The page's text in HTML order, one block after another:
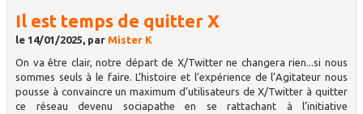
Dossiers
Il est temps de quitter X
le 14/01/2025, par Mister K
On va être clair, notre départ de X/Twitter ne changera rien...si nous
sommes seuls à le faire. L’histoire et l’expérience de l’Agitateur nous
pousse à convaincre un maximum d’utilisateurs de X/Twitter à quitter
ce réseau devenu sociapathe en se rattachant à l’initiative